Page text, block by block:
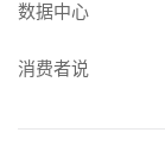
数据中心
消费者说